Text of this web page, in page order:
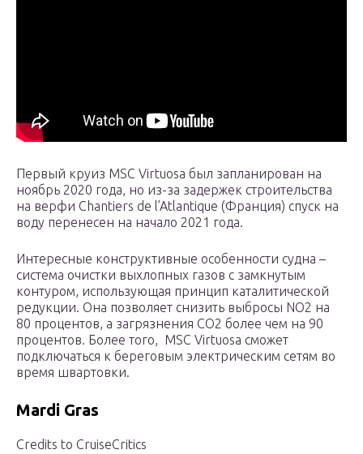
Первый круиз MSC Virtuosa был запланирован на
ноябрь 2020 года, но из-за задержек строительства
на верфи Chantiers de l’Atlantique (Франция) спуск на
воду перенесен на начало 2021 года.
Интересные конструктивные особенности судна –
система очистки выхлопных газов с замкнутым
контуром, использующая принцип каталитической
редукции. Она позволяет снизить выбросы NO2 на
80 процентов, а загрязнения CO2 более чем на 90
процентов. Более того, MSC Virtuosa сможет
подключаться к береговым электрическим сетям во
время швартовки.
Mardi Gras
Credits to CruiseCritics